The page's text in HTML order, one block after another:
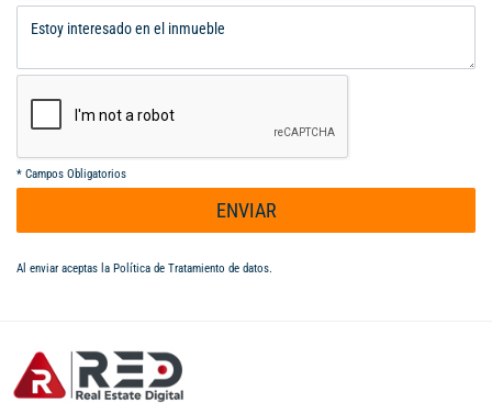
* Campos Obligatorios
ENVIAR
Al enviar aceptas la Política de Tratamiento de datos.